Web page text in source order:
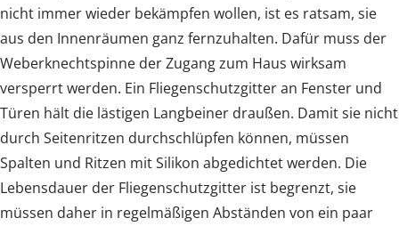
nicht immer wieder bekämpfen wollen, ist es ratsam, sie
aus den Innenräumen ganz fernzuhalten. Dafür muss der
Weberknechtspinne der Zugang zum Haus wirksam
versperrt werden. Ein Fliegenschutzgitter an Fenster und
Türen hält die lästigen Langbeiner draußen. Damit sie nicht
durch Seitenritzen durchschlüpfen können, müssen
Spalten und Ritzen mit Silikon abgedichtet werden. Die
Lebensdauer der Fliegenschutzgitter ist begrenzt, sie
müssen daher in regelmäßigen Abständen von ein paar